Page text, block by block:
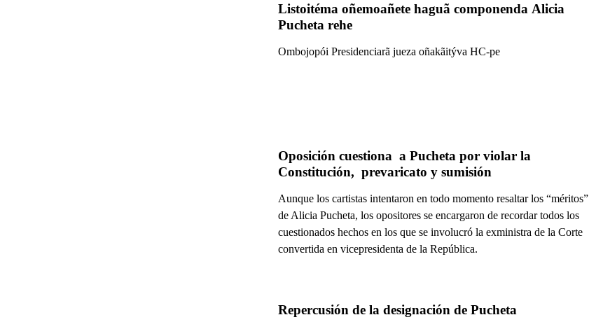
Listoitéma oñemoañete haguã componenda Alicia
Pucheta rehe
Ombojopói Presidenciarã jueza oñakãitýva HC-pe
Oposición cuestiona  a Pucheta por violar la
Constitución,  prevaricato y sumisión
Aunque los cartistas intentaron en todo momento resaltar los “méritos”
de Alicia Pucheta, los opositores se encargaron de recordar todos los
cuestionados hechos en los que se involucró la exministra de la Corte
convertida en vicepresidenta de la República.
Repercusión de la designación de Pucheta